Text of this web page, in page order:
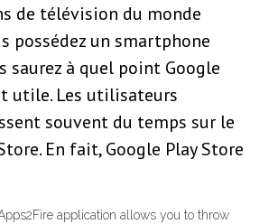
de télévision du monde
possédez un smartphone
saurez à quel point Google
utile. Les utilisateurs
souvent du temps sur le
En fait, Google Play Store
application allows you to throw